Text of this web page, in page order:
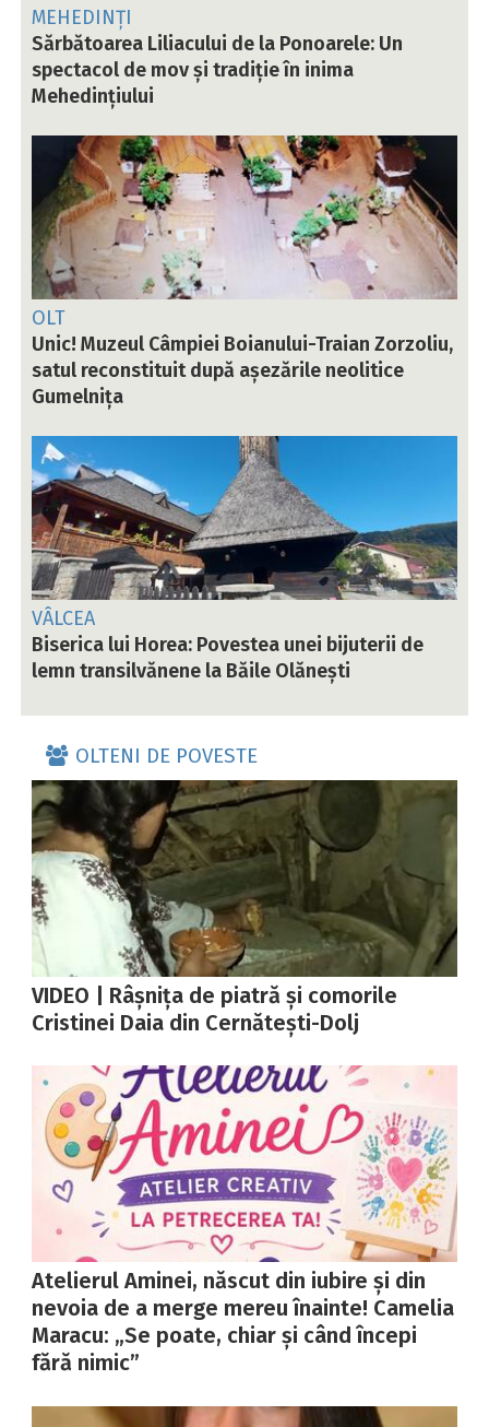
MEHEDINȚI
Sărbătoarea Liliacului de la Ponoarele: Un
spectacol de mov și tradiție în inima
Mehedințiului
OLT
Unic! Muzeul Câmpiei Boianului-Traian Zorzoliu,
satul reconstituit după așezările neolitice
Gumelnița
VÂLCEA
Biserica lui Horea: Povestea unei bijuterii de
lemn transilvănene la Băile Olănești
OLTENI DE POVESTE
VIDEO | Râșnița de piatră și comorile
Cristinei Daia din Cernătești-Dolj
Atelierul Aminei, născut din iubire și din
nevoia de a merge mereu înainte! Camelia
Maracu: „Se poate, chiar și când începi
fără nimic”